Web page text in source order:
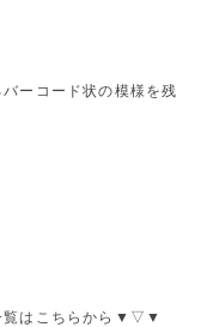
ーコード状の模様を残
覧はこちらから▼▽▼